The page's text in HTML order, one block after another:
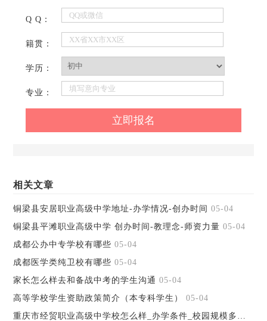
Q Q：
籍贯：
学历：
专业：
相关文章
铜梁县安居职业高级中学地址-办学情况-创办时间 05-04
铜梁县平滩职业高级中学 创办时间-教理念-师资力量 05-04
成都公办中专学校有哪些 05-04
成都医学类纯卫校有哪些 05-04
家长怎么样去和备战中考的学生沟通 05-04
高等学校学生资助政策简介（本专科学生）
05-04